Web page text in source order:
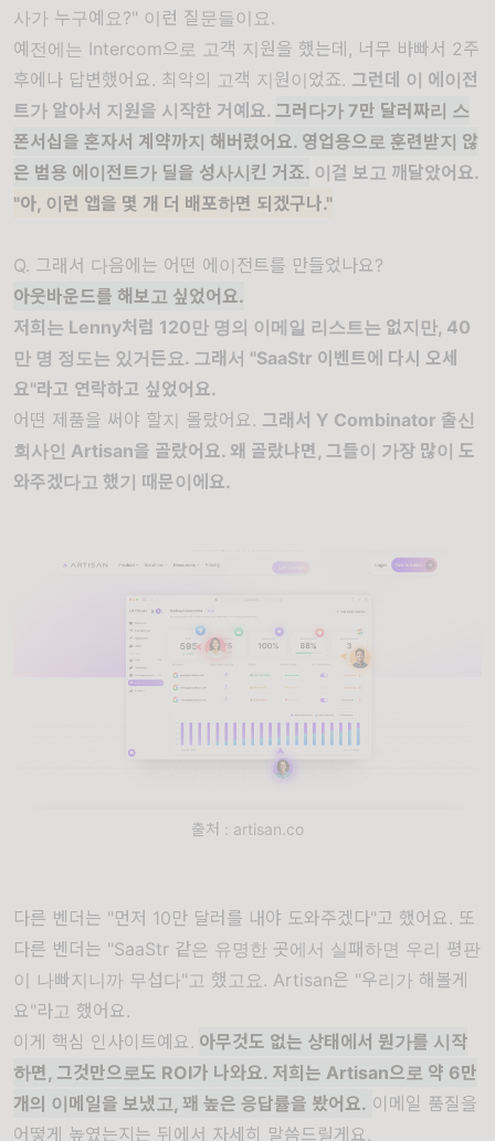
사가 누구예요?" 이런 질문들이요.
예전에는 Intercom으로 고객 지원을 했는데, 너무 바빠서 2주
후에나 답변했어요. 최악의 고객 지원이었죠. 그런데 이 에이전
트가 알아서 지원을 시작한 거예요. 그러다가 7만 달러짜리 스
폰서십을 혼자서 계약까지 해버렸어요. 영업용으로 훈련받지 않
은 범용 에이전트가 딜을 성사시킨 거죠. 이걸 보고 깨달았어요.
"아, 이런 앱을 몇 개 더 배포하면 되겠구나."
Q. 그래서 다음에는 어떤 에이전트를 만들었나요?
아웃바운드를 해보고 싶었어요.
저희는 Lenny처럼 120만 명의 이메일 리스트는 없지만, 40
만 명 정도는 있거든요. 그래서 "SaaStr 이벤트에 다시 오세
요"라고 연락하고 싶었어요.
어떤 제품을 써야 할지 몰랐어요. 그래서 Y Combinator 출신
회사인 Artisan을 골랐어요. 왜 골랐냐면, 그들이 가장 많이 도
와주겠다고 했기 때문이에요.
출처 : artisan.co
다른 벤더는 "먼저 10만 달러를 내야 도와주겠다"고 했어요. 또
다른 벤더는 "SaaStr 같은 유명한 곳에서 실패하면 우리 평판
이 나빠지니까 무섭다"고 했고요. Artisan은 "우리가 해볼게
요"라고 했어요.
이게 핵심 인사이트예요. 아무것도 없는 상태에서 뭔가를 시작
하면, 그것만으로도 ROI가 나와요. 저희는 Artisan으로 약 6만
개의 이메일을 보냈고, 꽤 높은 응답률을 봤어요. 이메일 품질을
어떻게 높였는지는 뒤에서 자세히 말씀드릴게요.